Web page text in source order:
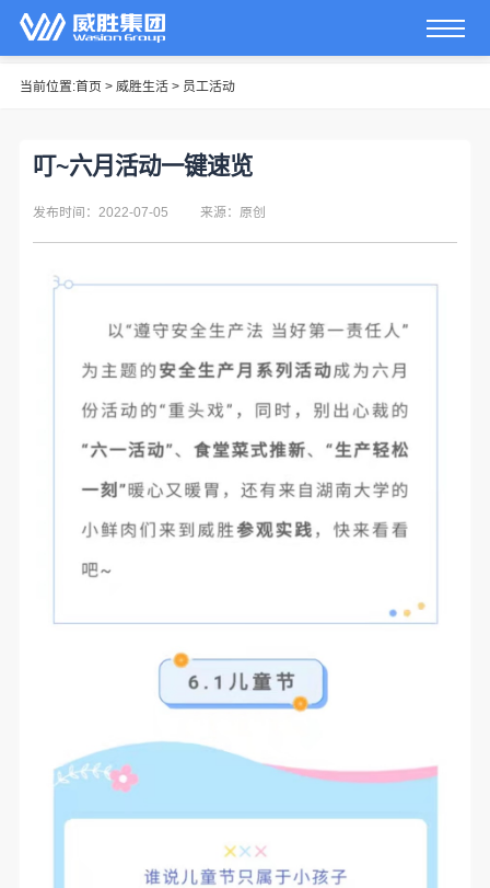
当前位置:首页 > 威胜生活> 员工活动
叮~六月活动一键速览
发布时间：2022-07-05 来源：原创